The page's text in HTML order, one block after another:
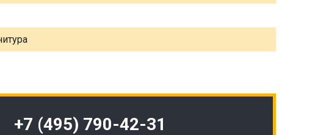
+7 (495) 790-42-31